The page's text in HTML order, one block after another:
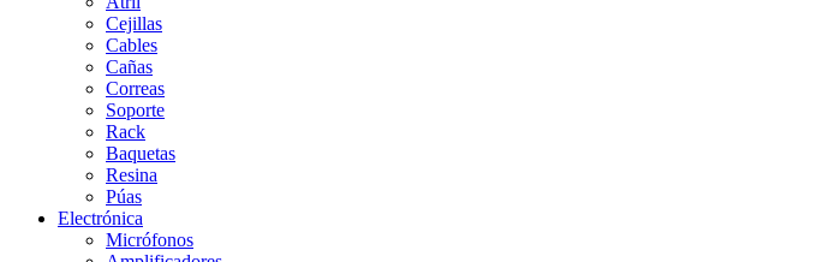
Cejillas
Cables
Cañas
Correas
Soporte
Rack
Baquetas
Resina
Púas
Electrónica
Micrófonos